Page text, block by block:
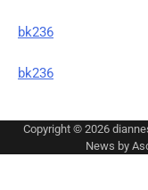
bk236
bk236
Copyright © 2026
News by